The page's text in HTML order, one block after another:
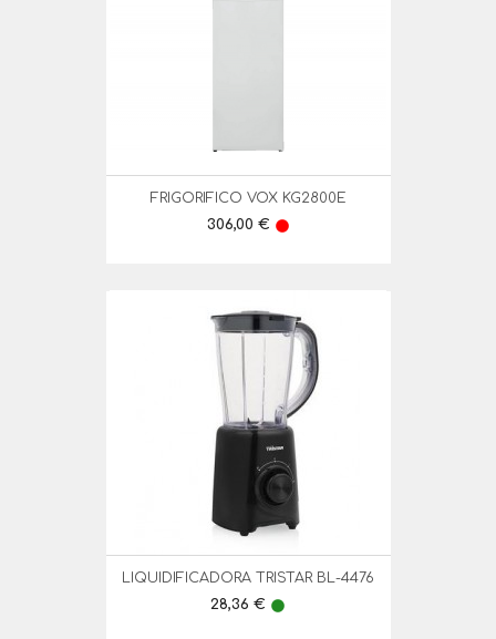
FRIGORIFICO VOX KG2800E
Preço
306,00 € lens
LIQUIDIFICADORA TRISTAR BL-4476
Preço
28,36 € lens